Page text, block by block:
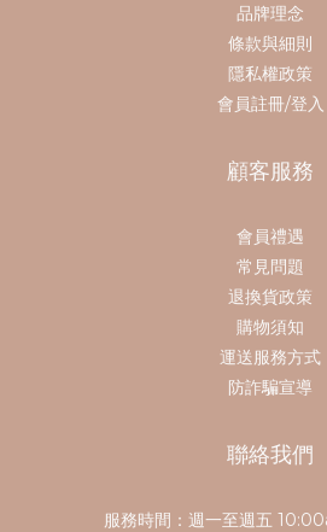
品牌理念
條款與細則
隱私權政策
會員註冊/登入
顧客服務
會員禮遇
常見問題
退換貨政策
購物須知
運送服務方式
防詐騙宣導
聯絡我們
服務時間：週一至週五